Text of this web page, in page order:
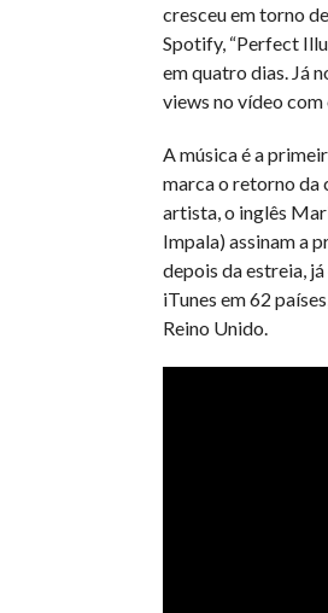
cresceu em torno
Spotify, “Perfect
em quatro dias. Já
views no vídeo com
A música é a
marca o retorno da
artista, o inglês
Impala) assinam a
depois da estreia,
iTunes em 62
Reino Unido.